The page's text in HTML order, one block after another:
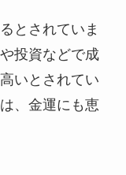
とされていま
投資などで成
いとされてい
、金運にも恵